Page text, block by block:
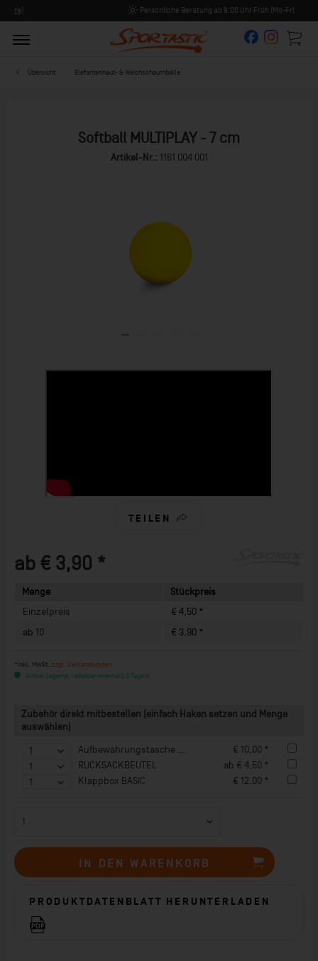
Persönliche Beratung ab 8:00 Uhr Früh (Mo-Fr)
Übersicht Elefantenhaut- & Weichschaumbälle
Softball MULTIPLAY - 7 cm
Artikel-Nr.: 1161 004 001
TEILEN
ab € 3,90 *
Menge
Stückpreis
Einzelpreis
€ 4,50 *
ab 10 € 3,90 *
*inkl. MwSt. zzgl. Versandkosten
Artikel lagernd, lieferbar innerhalb 3 Tagen!
Zubehör direkt mitbestellen (einfach Haken setzen und Menge
auswählen)
Aufbewahrungstasche UTILITY
€ 10,00 *
RUCKSACKBEUTEL
ab € 4,50 *
Klappbox BASIC
€ 12,00 *
IN DEN WARENKORB
PRODUKTDATENBLATT HERUNTERLADEN